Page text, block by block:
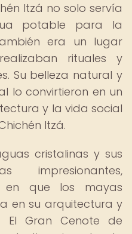
Itzá no solo servía
potable para la
era un lugar
rituales y
Su belleza natural y
lo convirtieron en un
y la vida social
Itzá.
cristalinas y sus
impresionantes,
en que los mayas
en su arquitectura y
El Gran Cenote de